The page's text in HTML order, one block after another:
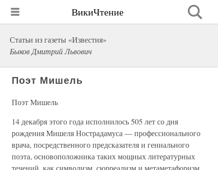
ВикиЧтение
Статьи из газеты «Известия»
Быков Дмитрий Львович
Поэт Мишель
Поэт Мишель
14 декабря этого года исполнилось 505 лет со дня
рождения Мишеля Нострадамуса — профессионального
врача, посредственного предсказателя и гениального
поэта, основоположника таких мощных литературных
течений, как символизм, сюрреализм и метаметафоризм.